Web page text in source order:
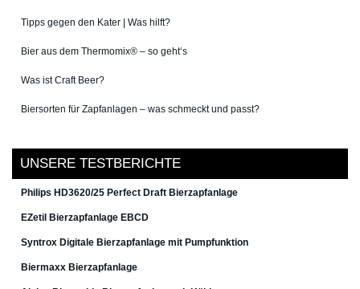
Tipps gegen den Kater | Was hilft?
Bier aus dem Thermomix® – so geht‘s
Was ist Craft Beer?
Biersorten für Zapfanlagen – was schmeckt und passt?
UNSERE TESTBERICHTE
Philips HD3620/25 Perfect Draft Bierzapfanlage
EZetil Bierzapfanlage EBCD
Syntrox Digitale Bierzapfanlage mit Pumpfunktion
Biermaxx Bierzapfanlage